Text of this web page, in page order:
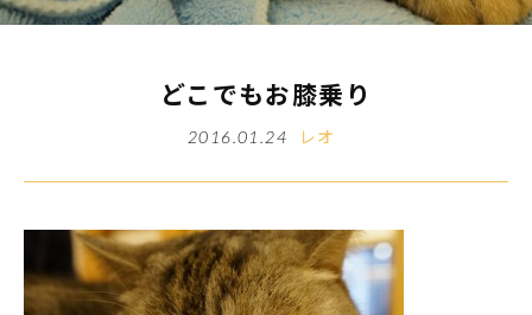
どこでもお膝乗り
2016.01.24 レオ